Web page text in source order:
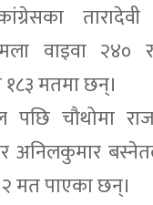
वाइवा २४०
मतमा छन्।
पछि चौथोमा
अनिलकुमार
मत पाएका छन्।